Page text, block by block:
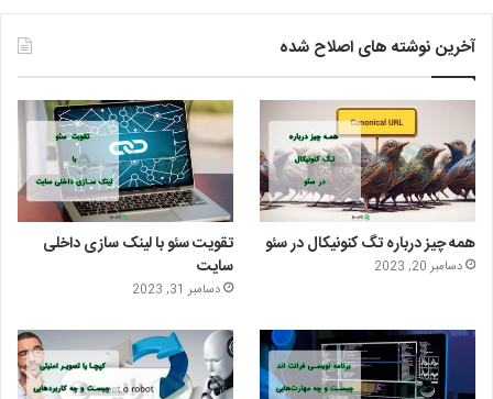
ی
ی
ت
ر
ک
ا
ی
س
ت
ا
گ
ر
م
ر
ا
م
آخرین نوشته های اصلاح شده
همه چیز درباره تگ کنونیکال در سئو
دسامبر 20, 2023
تقویت سئو با لینک سازی داخلی
سایت
دسامبر 31, 2023